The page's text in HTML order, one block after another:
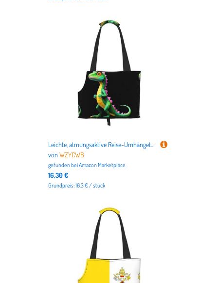
Leichte, atmungsaktive Reise-Umhängetasche für kleine Haustiere, WZYCWB Graffiti-Eidechsen-Tarnmuster, bedruckte Haustier-Umhängetasche
vonWZYCWB
gefunden beiAmazon Marketplace
16,30 €
Grundpreis: 16.3 € / stück